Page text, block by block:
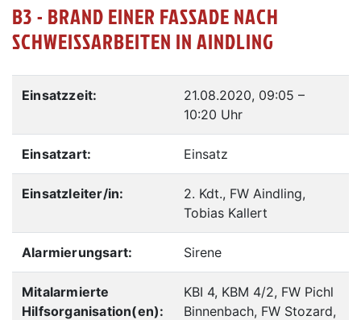
B3 - BRAND EINER FASSADE NACH
SCHWEISSARBEITEN IN AINDLING
Einsatzzeit: 21.08.2020, 09:05 –
10:20 Uhr
Einsatzart: Einsatz
Einsatzleiter/in:
2. Kdt., FW Aindling,
Tobias Kallert
Alarmierungsart: Sirene
Mitalarmierte
Hilfsorganisation(en):
KBI 4, KBM 4/2, FW Pichl
Binnenbach, FW Stozard,